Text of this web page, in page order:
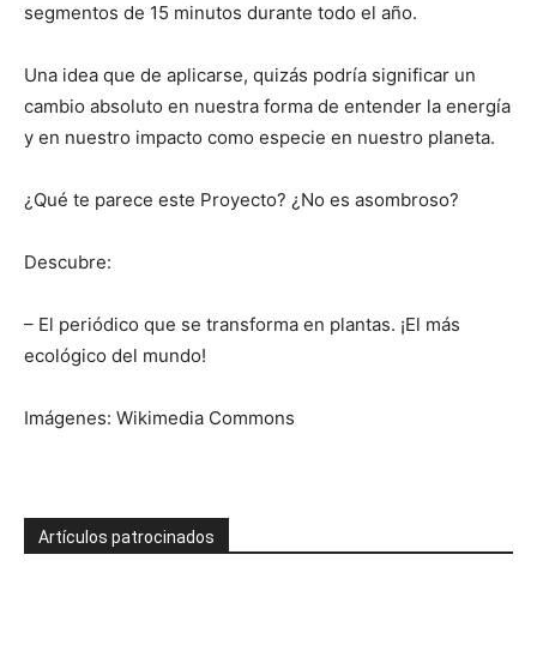
segmentos de 15 minutos durante todo el año.
Una idea que de aplicarse, quizás podría significar un
cambio absoluto en nuestra forma de entender la energía
y en nuestro impacto como especie en nuestro planeta.
¿Qué te parece este Proyecto? ¿No es asombroso?
Descubre:
– El periódico que se transforma en plantas. ¡El más
ecológico del mundo!
Imágenes: Wikimedia Commons
Artículos patrocinados